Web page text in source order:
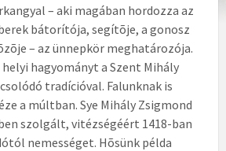
– aki magában hordozza az
bátorítója, segítõje, a gonosz
– az ünnepkör meghatározója.
hagyományt a Szent Mihály
tradícióval. Falunknak is
a múltban. Sye Mihály Zsigmond
szolgált, vitézségéért 1418-ban
nemességet. Hõsünk példa